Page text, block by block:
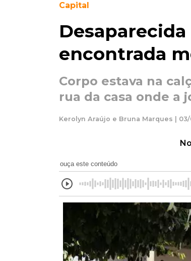
Capital
encontrada
Corpo estava na
rua da casa onde a
Kerolyn Araújo e Bruna Marques | 03/
ouça este conteúdo